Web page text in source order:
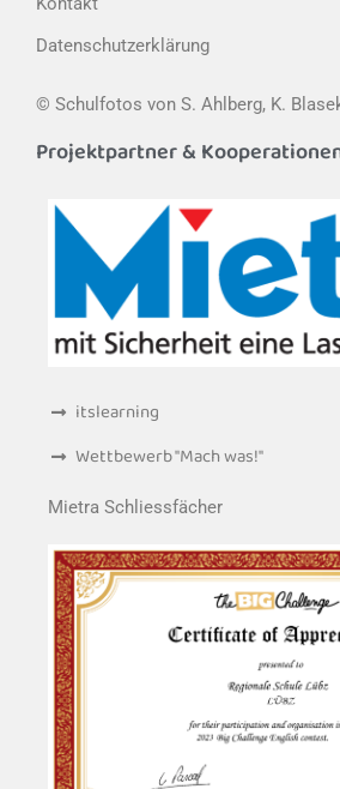
Datenschutzerklärung
© Schulfotos von S. Ahlberg, K.
Projektpartner &
itslearning
Wettbewerb "Mach was!"
Mietra Schliessfächer